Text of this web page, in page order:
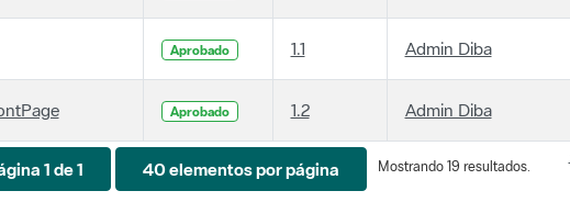
Aprobado 1.1 Admin Diba
1.2 Admin Diba
1 de 1 40 elementos por página Mostrando 19 resultados.